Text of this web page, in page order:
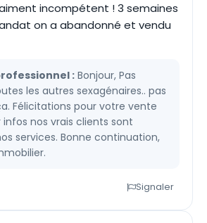
incompétent ! 3 semaines
on a abandonné et vendu
: Bonjour, Pas
les autres sexagénaires.. pas
Félicitations pour votre vente
nos vrais clients sont
services. Bonne continuation,
Signaler